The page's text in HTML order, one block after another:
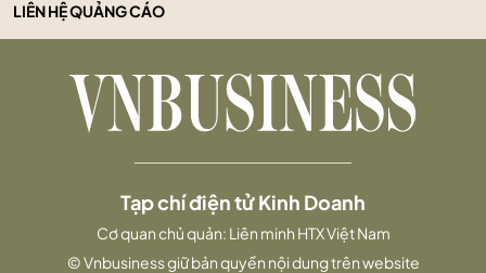
LIÊN HỆ QUẢNG CÁO
Tạp chí điện tử Kinh Doanh
Cơ quan chủ quản: Liên minh HTX Việt Nam
© Vnbusiness giữ bản quyền nội dung trên website